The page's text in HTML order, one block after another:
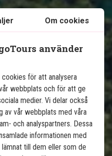
Thailand
Khao Lak,
Yao
Om cookies
använder
cookies för att analysera
webbplats och för att ge
medier. Vi delar också
av vår webbplats med våra
och analyspartners. Dessa
informationen med
till dem eller som de